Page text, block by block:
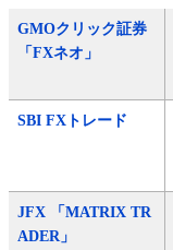
GMOクリック証券
「FXネオ」
SBI FXトレード
JFX 「MATRIX TR
ADER」